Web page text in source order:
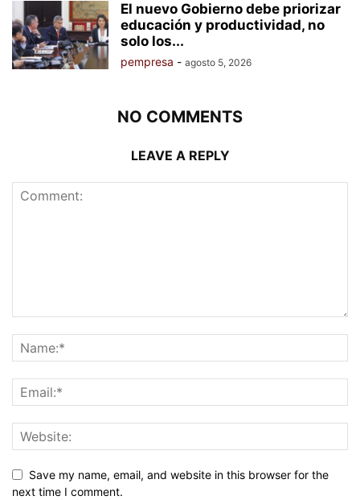
El nuevo Gobierno debe priorizar
educación y productividad, no
solo los...
pempresa - agosto 5, 2026
NO COMMENTS
LEAVE A REPLY
Save my name, email, and website in this browser for the
next time I comment.